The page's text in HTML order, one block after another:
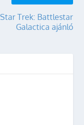
Trek: Battlestar
Galactica ajánló